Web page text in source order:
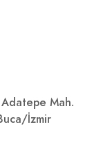
Mah.
İzmir